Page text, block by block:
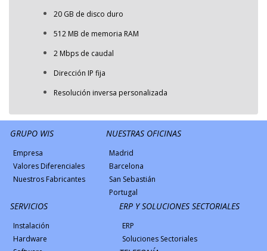
20 GB de disco duro
512 MB de memoria RAM
2 Mbps de caudal
Dirección IP fija
Resolución inversa personalizada
GRUPO WIS
Empresa
Valores Diferenciales
Nuestros Fabricantes
NUESTRAS OFICINAS
Madrid
Barcelona
San Sebastián
Portugal
SERVICIOS
Instalación
Hardware
ERP Y SOLUCIONES SECTORIALES
ERP
Soluciones Sectoriales